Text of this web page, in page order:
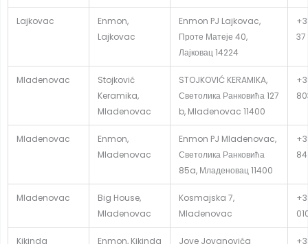
Lajkovac
Enmon,
Lajkovac
Enmon PJ Lajkovac,
Проте Матеје 40,
Лајковац 14224
37
Mladenovac
Stojković
Keramika,
Mladenovac
STOJKOVIĆ KERAMIKA,
Светолика Ранковића 127
b, Mladenovac 11400
Mladenovac
Enmon,
Mladenovac
Enmon PJ Mladenovac,
Светолика Ранковића
85a, Младеновац 11400
84
Mladenovac
Big House,
Mladenovac
Kosmajska 7,
Mladenovac
Kikinda Enmon, Kikinda
Jove Jovanovića